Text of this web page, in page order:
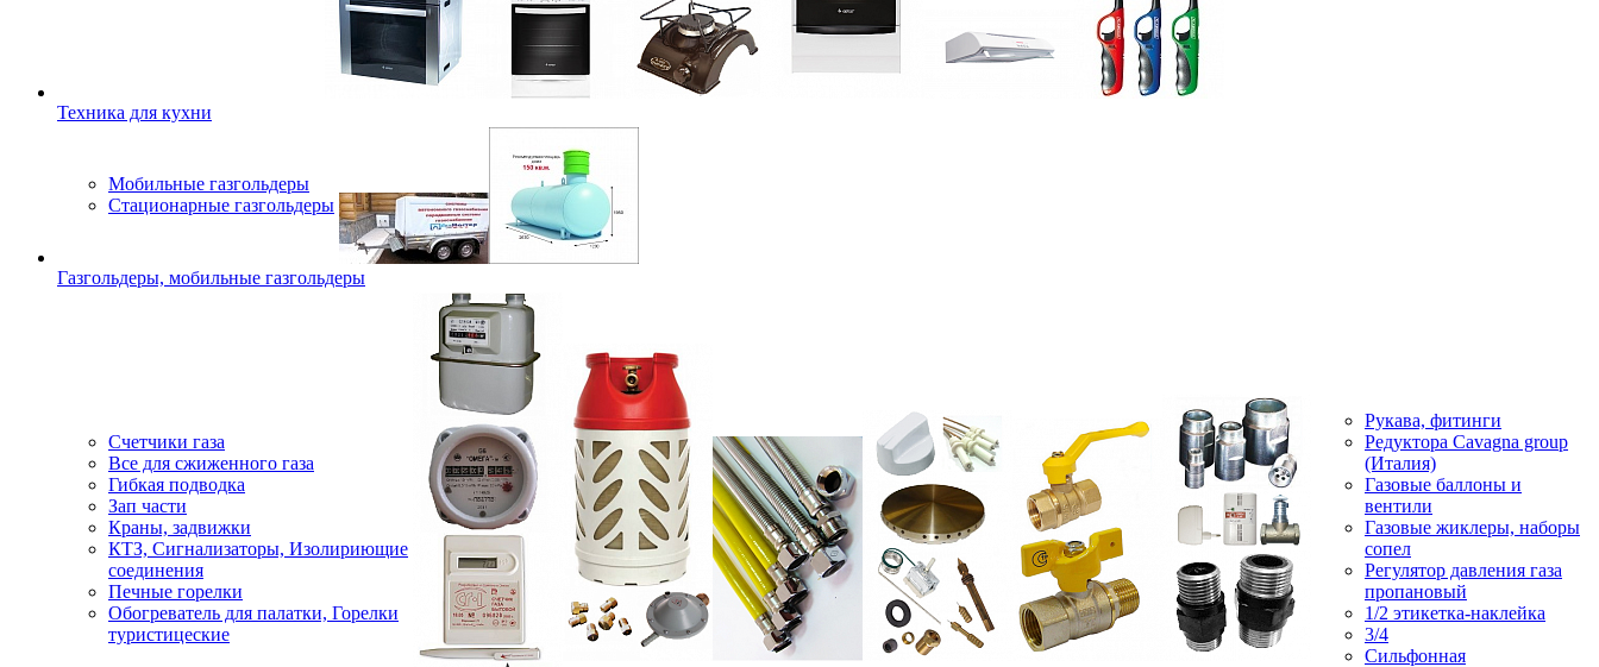
Техника для кухни
Мобильные газгольдеры
Стационарные газгольдеры
Газгольдеры, мобильные газгольдеры
Счетчики газа
Все для сжиженного газа
Гибкая подводка
Зап части
Краны, задвижки
КТЗ, Сигнализаторы, Изолириющие
соединения
Печные горелки
Обогреватель для палатки, Горелки
туристицеские
Рукава, фитинги
Редуктора Cavagna group
(Италия)
Газовые баллоны и
вентили
Газовые жиклеры, наборы
сопел
Регулятор давления газа
пропановый
1/2 этикетка-наклейка
3/4
Сильфонная